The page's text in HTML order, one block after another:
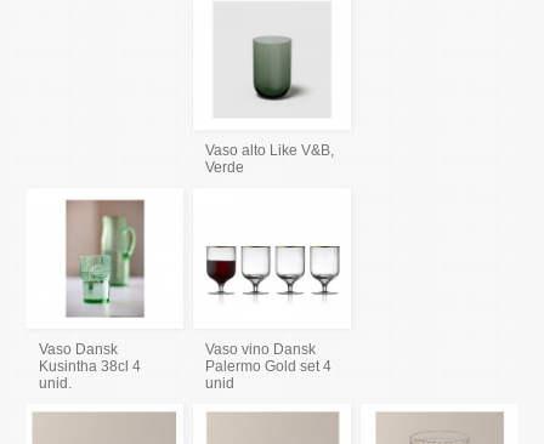
Vaso alto Like V&B,
Verde
Vaso Dansk
Kusintha 38cl 4
unid.
Vaso vino Dansk
Palermo Gold set 4
unid